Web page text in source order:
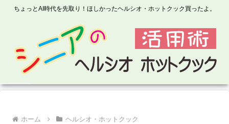
ちょっとAI時代を先取り！ほしかったヘルシオ・ホットクック買ったよ。
ホーム ヘルシオ・ホットクック